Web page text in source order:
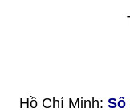
Hồ Chí Minh: Số